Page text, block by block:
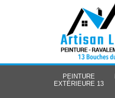
PEINTURE
EXTÉRIEURE 13